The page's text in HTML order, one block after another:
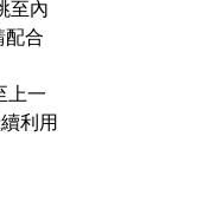
至內
配合
上一
利用